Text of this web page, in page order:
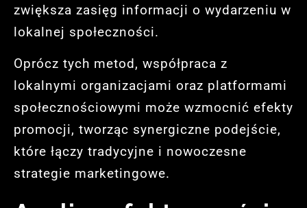
zwiększa zasięg informacji o wydarzeniu w
lokalnej społeczności.
Oprócz tych metod, współpraca z
lokalnymi organizacjami oraz platformami
społecznościowymi może wzmocnić efekty
promocji, tworząc synergiczne podejście,
które łączy tradycyjne i nowoczesne
strategie marketingowe.